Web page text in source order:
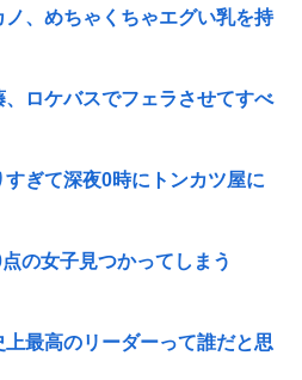
ノ、めちゃくちゃエグい乳を持
、ロケバスでフェラさせてすべ
ぎて深夜0時にトンカツ屋に
の女子見つかってしまう
上最高のリーダーって誰だと思